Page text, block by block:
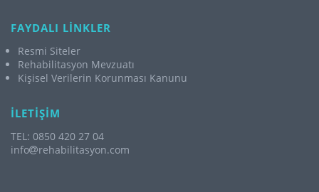
FAYDALI LİNKLER
Resmi Siteler
Rehabilitasyon Mevzuatı
Kişisel Verilerin Korunması Kanunu
İLETİŞİM
TEL: 0850 420 27 04
info
rehabilitasyon.com